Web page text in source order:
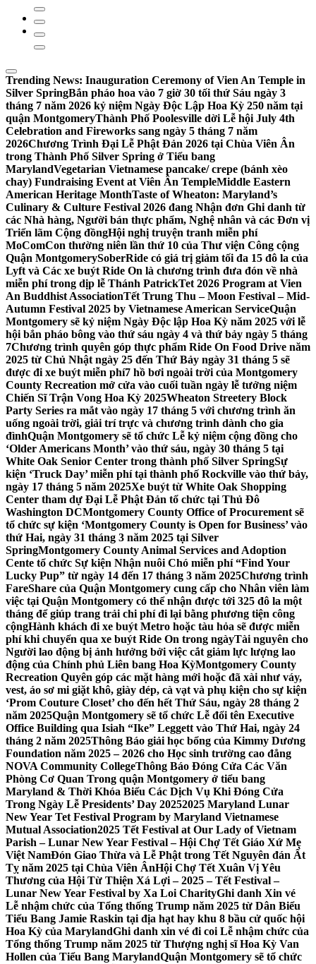
Trending News: Inauguration Ceremony of Vien An Temple in
Silver SpringBắn pháo hoa vào 7 giờ 30 tối thứ Sáu ngày 3
tháng 7 năm 2026 kỷ niệm Ngày Độc Lập Hoa Kỳ 250 năm tại
quận MontgomeryThành Phố Poolesville dời Lễ hội July 4th
Celebration and Fireworks sang ngày 5 tháng 7 năm
2026Chương Trình Đại Lễ Phật Đản 2026 tại Chùa Viên Ân
trong Thành Phố Silver Spring ở Tiểu bang
MarylandVegetarian Vietnamese pancake/ crepe (bánh xèo
chay) Fundraising Event at Viên Ân TempleMiddle Eastern
American Heritage MonthTaste of Wheaton: Maryland’s
Culinary & Culture Festival 2026 đang Nhận đơn Ghi danh từ
các Nhà hàng, Người bán thực phẩm, Nghệ nhân và các Đơn vị
Triển lãm Cộng đồngHội nghị truyện tranh miễn phí
MoComCon thường niên lần thứ 10 của Thư viện Công cộng
Quận MontgomerySoberRide có giá trị giảm tối đa 15 đô la của
Lyft và Các xe buýt Ride On là chương trình đưa đón về nhà
miễn phí trong dịp lễ Thánh PatrickTet 2026 Program at Vien
An Buddhist AssociationTết Trung Thu – Moon Festival – Mid-
Autumn Festival 2025 by Vietnamese American ServiceQuận
Montgomery sẽ kỷ niệm Ngày Độc lập Hoa Kỳ năm 2025 với lễ
hội bắn pháo bông vào thứ sáu ngày 4 và thứ bảy ngày 5 tháng
7Chương trình quyên góp thực phẩm Ride On Food Drive năm
2025 từ Chủ Nhật ngày 25 đến Thứ Bảy ngày 31 tháng 5 sẽ
được đi xe buýt miễn phí7 hồ bơi ngoài trời của Montgomery
County Recreation mở cửa vào cuối tuần ngày lễ tưởng niệm
Chiến Sĩ Trận Vong Hoa Kỳ 2025Wheaton Streetery Block
Party Series ra mắt vào ngày 17 tháng 5 với chương trình ăn
uống ngoài trời, giải trí trực và chương trình dành cho gia
đìnhQuận Montgomery sẽ tổ chức Lễ kỷ niệm cộng đồng cho
‘Older Americans Month’ vào thứ sáu, ngày 30 tháng 5 tại
White Oak Senior Center trong thành phố Silver SpringSự
kiện ‘Truck Day’ miễn phí tại thành phố Rockville vào thứ bảy,
ngày 17 tháng 5 năm 2025Xe buýt từ White Oak Shopping
Center tham dự Đại Lễ Phật Đản tổ chức tại Thủ Đô
Washington DCMontgomery County Office of Procurement sẽ
tổ chức sự kiện ‘Montgomery County is Open for Business’ vào
thứ Hai, ngày 31 tháng 3 năm 2025 tại Silver
SpringMontgomery County Animal Services and Adoption
Cente tổ chức Sự kiện Nhận nuôi Chó miễn phí “Find Your
Lucky Pup” từ ngày 14 đến 17 tháng 3 năm 2025Chương trình
FareShare của Quận Montgomery cung cấp cho Nhân viên làm
việc tại Quận Montgomery có thể nhận được tới 325 đô la một
tháng để giúp trang trải chi phí đi lại bằng phương tiện công
cộngHành khách đi xe buýt Metro hoặc tàu hỏa sẽ được miễn
phí khi chuyển qua xe buýt Ride On trong ngàyTài nguyên cho
Người lao động bị ảnh hưởng bởi việc cắt giảm lực lượng lao
động của Chính phủ Liên bang Hoa KỳMontgomery County
Recreation Quyên góp các mặt hàng mới hoặc đã xài như váy,
vest, áo sơ mi giặt khô, giày dép, cà vạt và phụ kiện cho sự kiện
‘Prom Couture Closet’ cho đến hết Thứ Sáu, ngày 28 tháng 2
năm 2025Quận Montgomery sẽ tổ chức Lễ đổi tên Executive
Office Building qua Isiah “Ike” Leggett vào Thứ Hai, ngày 24
tháng 2 năm 2025Thông Báo giải học bổng của Kimmy Dương
Foundation năm 2025 – 2026 cho Học sinh trường cao đẳng
NOVA Community CollegeThông Báo Đóng Cửa Các Văn
Phòng Cơ Quan Trong quận Montgomery ở tiểu bang
Maryland & Thời Khóa Biểu Các Dịch Vụ Khi Đóng Cửa
Trong Ngày Lễ Presidents’ Day 20252025 Maryland Lunar
New Year Tet Festival Program by Maryland Vietnamese
Mutual Association2025 Tết Festival at Our Lady of Vietnam
Parish – Lunar New Year Festival – Hội Chợ Tết Giáo Xứ Mẹ
Việt NamĐón Giao Thừa và Lễ Phật trong Tết Nguyên đán Ất
Tỵ năm 2025 tại Chùa Viên ÂnHội Chợ Tết Xuân Vị Yêu
Thương của Hội Từ Thiện Xá Lợi – 2025 – Tết Festival –
Lunar New Year Festival by Xa Loi CharityGhi danh Xin vé
Lễ nhậm chức của Tổng thống Trump năm 2025 từ Dân Biểu
Tiểu Bang Jamie Raskin tại địa hạt hay khu 8 bầu cử quốc hội
Hoa Kỳ của MarylandGhi danh xin vé đi coi Lễ nhậm chức của
Tổng thống Trump năm 2025 từ Thượng nghị sĩ Hoa Kỳ Van
Hollen của Tiểu Bang MarylandQuận Montgomery sẽ tổ chức